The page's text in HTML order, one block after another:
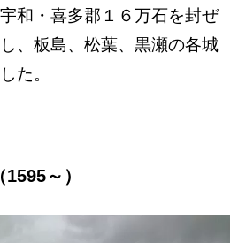
和・喜多郡１６万石を封ぜ
、板島、松葉、黒瀬の各城
た。
～）